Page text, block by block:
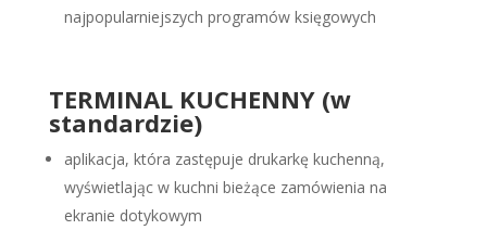
najpopularniejszych programów księgowych
TERMINAL KUCHENNY (w
standardzie)
aplikacja, która zastępuje drukarkę kuchenną,
wyświetlając w kuchni bieżące zamówienia na
ekranie dotykowym